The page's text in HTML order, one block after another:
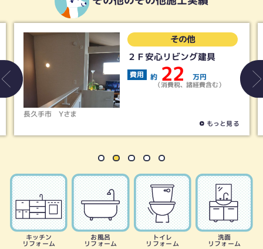
Yさま
その他
２Ｆ安心リビング建具
費用 約 22 万円
（消費税、諸経費含む）
キッチン
リフォーム
お風呂
リフォーム
トイレ
リフォーム
洗面
リフォーム